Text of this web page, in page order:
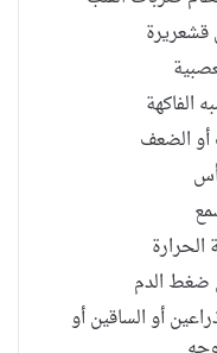
الفاكهة
أو الضعف
ضغط الدم
أو الساقين أو